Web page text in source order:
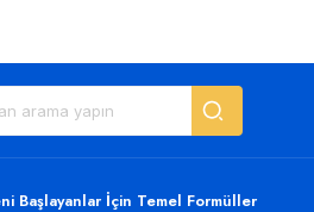
Başlayanlar İçin Temel Formüller